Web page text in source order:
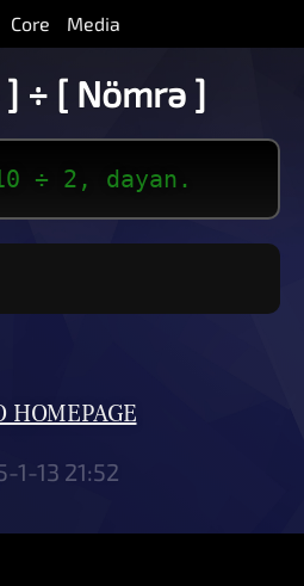
Core Media
÷ [ Nömrə ]
÷ 2, dayan.
HOMEPAGE
1-13 21:52